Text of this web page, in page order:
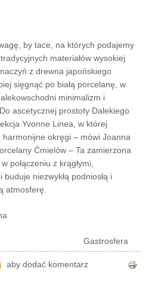
by tace, na których podajemy
materiałów wysokiej
z drewna japońskiego
sięgnąć po białą porcelanę, w
minimalizm i
ascetycznej prostoty Dalekiego
Yvonne Linea, w której
okręgi – mówi Joanna
Ćmielów – Ta zamierzona
połączeniu z krągłymi,
buduje niezwykłą podniosłą i
atmosferę.
Gastrosfera
aby dodać komentarz